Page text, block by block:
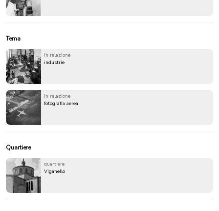
Tema
in relazione
industrie
in relazione
fotografia aerea
Quartiere
quartiere
Viganello